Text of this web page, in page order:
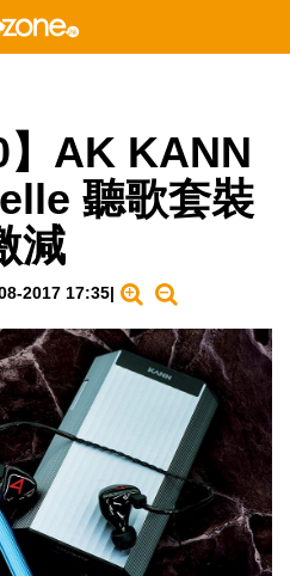
】AK KANN
聽歌套裝
減
2017 17:35|